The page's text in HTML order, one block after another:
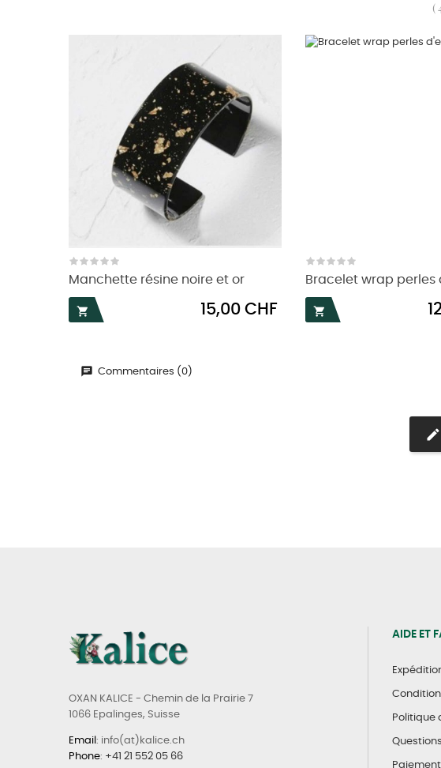
(
Manchette résine noire et or

Prix
15,00 CHF
Bracelet wrap perles

Commentaires (0)
OXAN KALICE - Chemin de la Prairie 7
1066 Epalinges, Suisse
Email : info(at)kalice.ch
Phone: +41 21 552 05 66
AIDE ET
Politique